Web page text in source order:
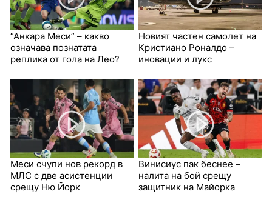
“Анкара Меси” – какво
означава познатата
реплика от гола на Лео?
Новият частен самолет на
Кристиано Роналдо –
иновации и лукс
Меси счупи нов рекорд в
МЛС с две асистенции
срещу Ню Йорк
Винисиус пак беснее –
налита на бой срещу
защитник на Майорка